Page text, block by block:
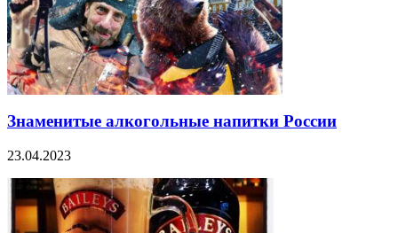
Знаменитые алкогольные напитки России
23.04.2023